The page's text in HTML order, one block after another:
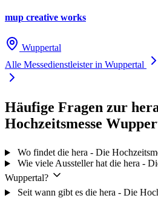
mup creative works
Wuppertal
Alle Messedienstleister in Wuppertal
Häufige Fragen zur
Hochzeitsmesse
Wo findet die hera - Die
Wie viele Aussteller hat die hera -
Wuppertal?
Seit wann gibt es die hera - Die